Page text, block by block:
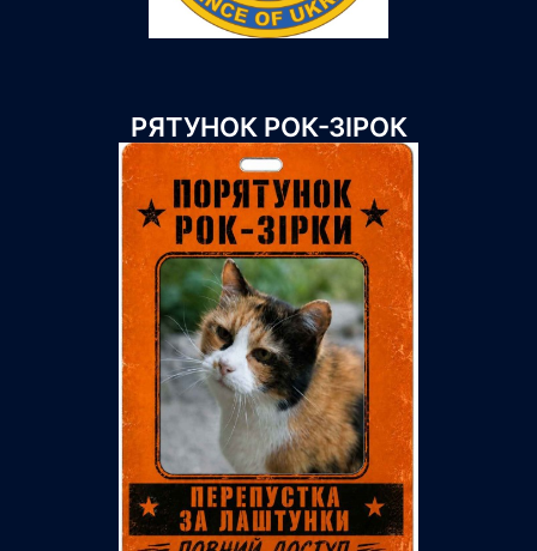
РЯТУНОК РОК-ЗІРОК